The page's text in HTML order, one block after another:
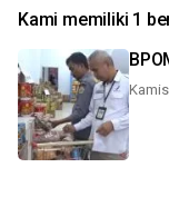
Kami memiliki 1